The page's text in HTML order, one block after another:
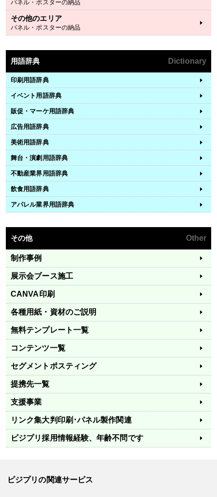
パネル・ポスターの納品
その他のエリア
パネル・ポスターの納品
用語辞典 Dictionary
印刷用語辞典
イベント用語辞典
販促・マーケ用語辞典
広告用語辞典
美術用語辞典
舞台・演劇用語辞典
不動産業界用語辞典
飲食用語辞典
アパレル業界用語辞典
その他 Other
制作事例
展示会ブース施工
CANVA印刷
各種用紙・資材のご説明
無料テンプレート一覧
コンテンツ一覧
セグメントポスティング
提携先一覧
支援事業
リンク集大判印刷･パネル製作関連
ビジプリ採用情報経験、年齢不問です
ビジプリの関連サービス